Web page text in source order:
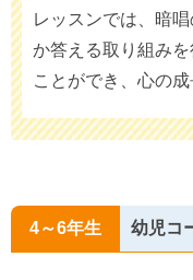
レッスンでは、暗
か答える取り組み
ことができ、心の成
4～6年生 幼児コ